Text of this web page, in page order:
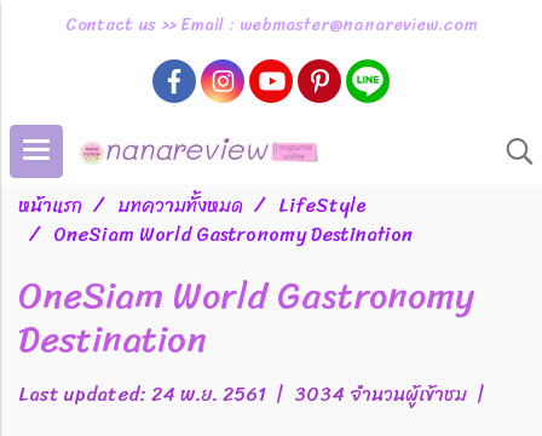
Contact us >> Email : webmaster@nanareview.com
หน้าแรก บทความทั้งหมด
LifeStyle
OneSiam World Gastronomy Destination
OneSiam World Gastronomy
Destination
Last updated: 24 พ.ย. 2561 | 3034 จำนวนผู้เข้าชม |